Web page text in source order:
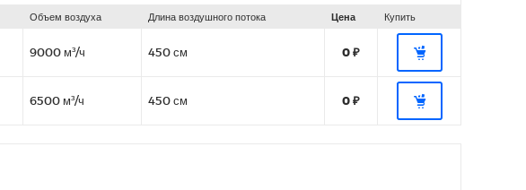
Объем воздуха Длина воздушного потока Цена Купить
9000 м³/ч 450 см 0 ₽
6500 м³/ч 450 см 0 ₽